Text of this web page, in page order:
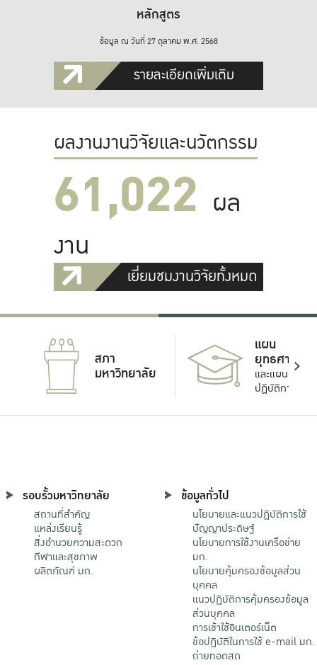
หลักสูตร
ข้อมูล ณ วันที่ 27 ตุลาคม พ.ศ. 2568
รายละเอียดเพิ่มเติม
ผลงานงานวิจัยและนวัตกรรม
61,022 ผล
งาน
เยี่ยมชมงานวิจัยทั้งหมด
สภา
มหาวิทยาลัย
แผน
ยุทธศาสตร์
และแผน
ปฏิบัติการ
รอบรั้วมหาวิทยาลัย
สถานที่สำคัญ
แหล่งเรียนรู้
สิ่งอำนวยความสะดวก
กีฬาและสุขภาพ
ผลิตภัณฑ์ มก.
ข้อมูลทั่วไป
นโยบายและแนวปฏิบัติการใช้
ปัญญาประดิษฐ์
นโยบายการใช้งานเครือข่าย
มก.
นโยบายคุ้มครองข้อมูลส่วน
บุคคล
แนวปฏิบัติการคุ้มครองข้อมูล
ส่วนบุคคล
การเข้าใช้อินเตอร์เน็ต
ข้อปฏิบัติในการใช้ e-mail มก.
ถ่ายทอดสด